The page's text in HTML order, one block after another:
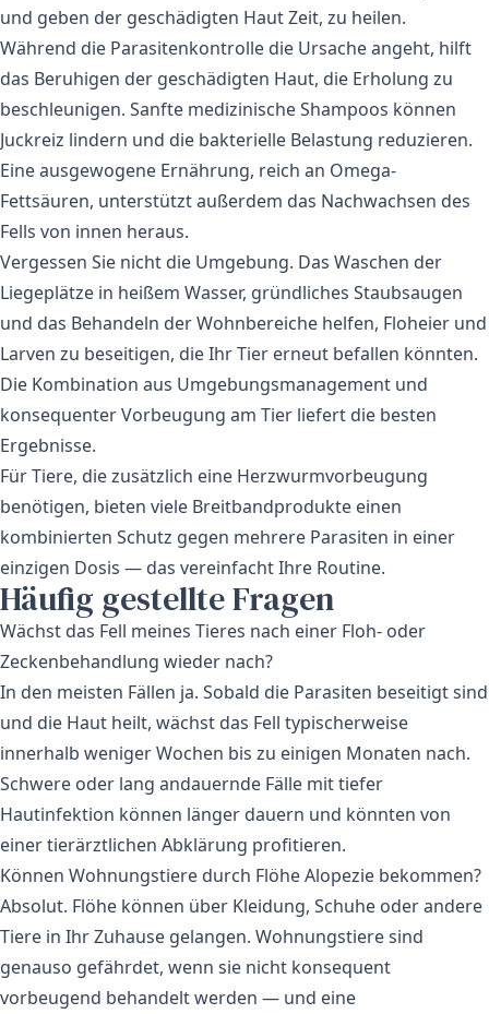
und geben der geschädigten Haut Zeit, zu heilen.
Während die Parasitenkontrolle die Ursache angeht, hilft
das Beruhigen der geschädigten Haut, die Erholung zu
beschleunigen. Sanfte medizinische Shampoos können
Juckreiz lindern und die bakterielle Belastung reduzieren.
Eine ausgewogene Ernährung, reich an Omega-
Fettsäuren, unterstützt außerdem das Nachwachsen des
Fells von innen heraus.
Vergessen Sie nicht die Umgebung. Das Waschen der
Liegeplätze in heißem Wasser, gründliches Staubsaugen
und das Behandeln der Wohnbereiche helfen, Floheier und
Larven zu beseitigen, die Ihr Tier erneut befallen könnten.
Die Kombination aus Umgebungsmanagement und
konsequenter Vorbeugung am Tier liefert die besten
Ergebnisse.
Für Tiere, die zusätzlich eine Herzwurmvorbeugung
benötigen, bieten viele Breitbandprodukte einen
kombinierten Schutz gegen mehrere Parasiten in einer
einzigen Dosis — das vereinfacht Ihre Routine.
Häufig gestellte Fragen
Wächst das Fell meines Tieres nach einer Floh- oder
Zeckenbehandlung wieder nach?
In den meisten Fällen ja. Sobald die Parasiten beseitigt sind
und die Haut heilt, wächst das Fell typischerweise
innerhalb weniger Wochen bis zu einigen Monaten nach.
Schwere oder lang andauernde Fälle mit tiefer
Hautinfektion können länger dauern und könnten von
einer tierärztlichen Abklärung profitieren.
Können Wohnungstiere durch Flöhe Alopezie bekommen?
Absolut. Flöhe können über Kleidung, Schuhe oder andere
Tiere in Ihr Zuhause gelangen. Wohnungstiere sind
genauso gefährdet, wenn sie nicht konsequent
vorbeugend behandelt werden — und eine